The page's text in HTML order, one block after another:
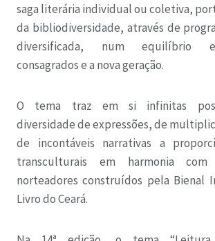
saga literária individual ou coletiva,
da bibliodiversidade, através de
diversificada, num equilíbrio
consagrados e a nova geração.
O tema traz em si infinitas
diversidade de expressões, de
de incontáveis narrativas a
transculturais em harmonia
norteadores construídos pela Bienal
Livro do Ceará.